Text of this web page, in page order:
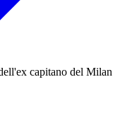
capitano del Milan